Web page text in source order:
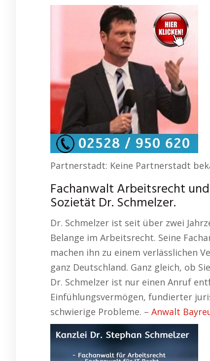
Partnerstadt: Keine Partnerstadt
Fachanwalt Arbeitsrecht
Sozietät Dr. Schmelzer.
Dr. Schmelzer ist seit über zwei
Belange im Arbeitsrecht. Seine
machen ihn zu einem verlässlichen
ganz Deutschland. Ganz gleich, ob
Dr. Schmelzer ist nur einen Anruf
Einfühlungsvermögen, fundierter
schwierige Probleme. – Anwalt